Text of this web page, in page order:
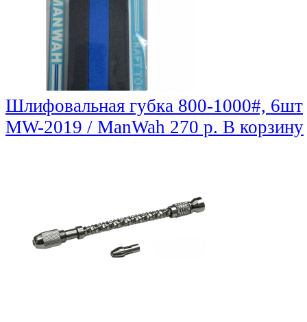
Шлифовальная губка 800-1000#, 6шт
MW-2019 / ManWah 270 р. В корзину